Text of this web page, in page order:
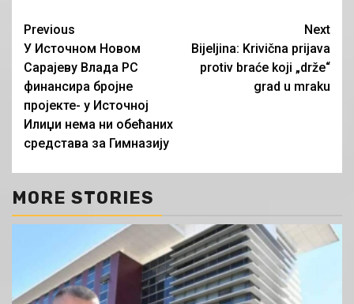
Continue
Reading
Previous
У Источном Новом
Сарајеву Влада РС
финансира бројне
пројекте- у Источној
Илиџи нема ни обећаних
средстава за Гимназију
Next
Bijeljina: Krivična prijava
protiv braće koji „drže“
grad u mraku
MORE STORIES